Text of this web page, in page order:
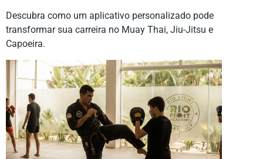
Descubra como um aplicativo personalizado pode
transformar sua carreira no Muay Thai, Jiu-Jitsu e
Capoeira.